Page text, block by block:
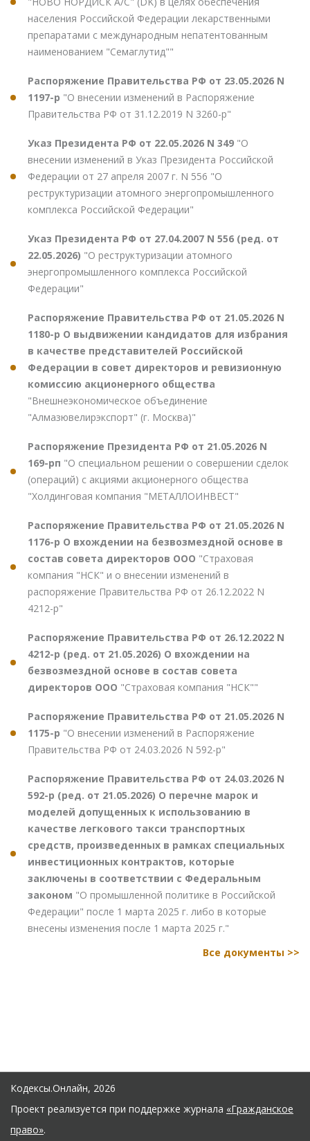
населения Российской Федерации лекарственными
препаратами с международным непатентованным
наименованием "Семаглутид""
Распоряжение Правительства РФ от 23.05.2026 N
1197-р "О внесении изменений в Распоряжение
Правительства РФ от 31.12.2019 N 3260-р"
Указ Президента РФ от 22.05.2026 N 349 "О
внесении изменений в Указ Президента Российской
Федерации от 27 апреля 2007 г. N 556 "О
реструктуризации атомного энергопромышленного
комплекса Российской Федерации"
Указ Президента РФ от 27.04.2007 N 556 (ред. от
22.05.2026) "О реструктуризации атомного
энергопромышленного комплекса Российской
Федерации"
Распоряжение Правительства РФ от 21.05.2026 N
1180-р О выдвижении кандидатов для избрания
в качестве представителей Российской
Федерации в совет директоров и ревизионную
комиссию акционерного общества
"Внешнеэкономическое объединение
"Алмазювелирэкспорт" (г. Москва)"
Распоряжение Президента РФ от 21.05.2026 N
169-рп "О специальном решении о совершении сделок
(операций) с акциями акционерного общества
"Холдинговая компания "МЕТАЛЛОИНВЕСТ"
Распоряжение Правительства РФ от 21.05.2026 N
1176-р О вхождении на безвозмездной основе в
состав совета директоров ООО "Страховая
компания "НСК" и о внесении изменений в
распоряжение Правительства РФ от 26.12.2022 N
4212-р"
Распоряжение Правительства РФ от 26.12.2022 N
4212-р (ред. от 21.05.2026) О вхождении на
безвозмездной основе в состав совета
директоров ООО "Страховая компания "НСК""
Распоряжение Правительства РФ от 21.05.2026 N
1175-р "О внесении изменений в Распоряжение
Правительства РФ от 24.03.2026 N 592-р"
Распоряжение Правительства РФ от 24.03.2026 N
592-р (ред. от 21.05.2026) О перечне марок и
моделей допущенных к использованию в
качестве легкового такси транспортных
средств, произведенных в рамках специальных
инвестиционных контрактов, которые
заключены в соответствии с Федеральным
законом "О промышленной политике в Российской
Федерации" после 1 марта 2025 г. либо в которые
внесены изменения после 1 марта 2025 г."
Все документы >>
Кодексы.Онлайн, 2026
Проект реализуется при поддержке журнала «Гражданское
право».